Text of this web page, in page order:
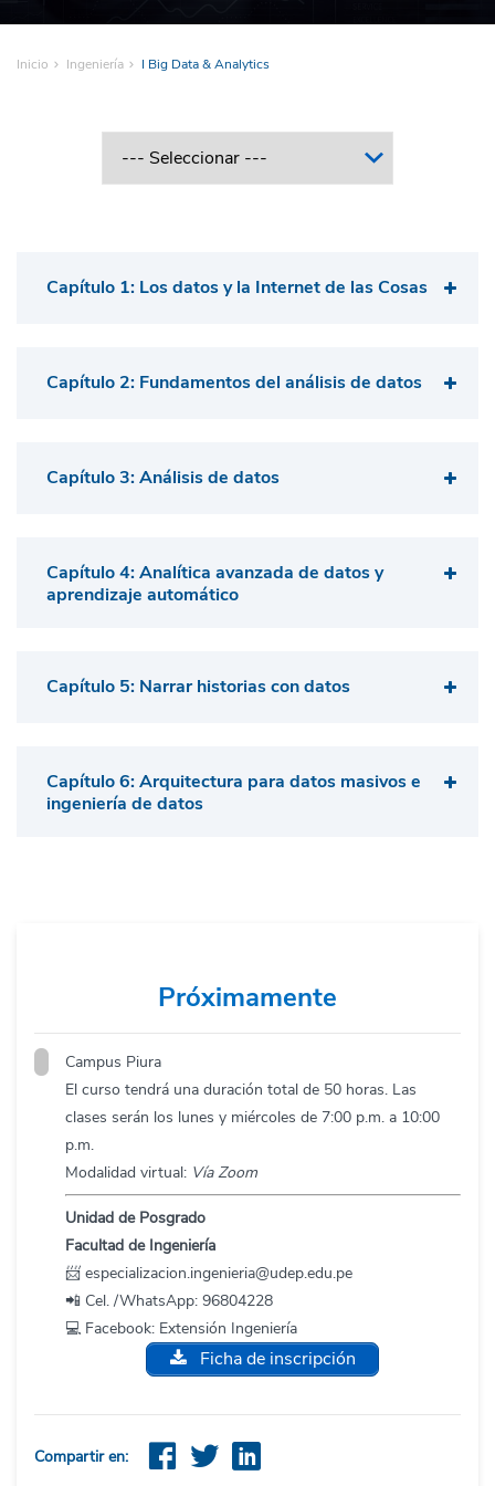
Inicio Ingeniería I Big Data & Analytics
Capítulo 1: Los datos y la Internet de las Cosas
Capítulo 2: Fundamentos del análisis de datos
Capítulo 3: Análisis de datos
Capítulo 4: Analítica avanzada de datos y
aprendizaje automático
Capítulo 5: Narrar historias con datos
Capítulo 6: Arquitectura para datos masivos e
ingeniería de datos
Próximamente
Campus Piura
El curso tendrá una duración total de 50 horas. Las
clases serán los lunes y miércoles de 7:00 p.m. a 10:00
p.m.
Modalidad virtual: Vía Zoom
Unidad de Posgrado
Facultad de Ingeniería
📨 especializacion.ingenieria@udep.edu.pe
📲 Cel. /WhatsApp: 96804228
💻 Facebook: Extensión Ingeniería
Ficha de inscripción
Compartir en: